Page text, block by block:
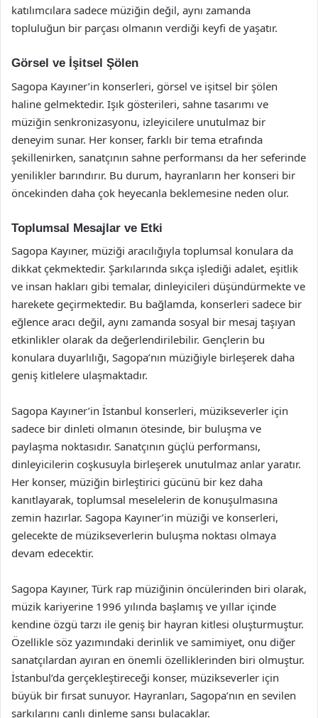
katılımcılara sadece müziğin değil, aynı zamanda
topluluğun bir parçası olmanın verdiği keyfi de yaşatır.
Görsel ve İşitsel Şölen
Sagopa Kayıner’in konserleri, görsel ve işitsel bir şölen
haline gelmektedir. Işık gösterileri, sahne tasarımı ve
müziğin senkronizasyonu, izleyicilere unutulmaz bir
deneyim sunar. Her konser, farklı bir tema etrafında
şekillenirken, sanatçının sahne performansı da her seferinde
yenilikler barındırır. Bu durum, hayranların her konseri bir
öncekinden daha çok heyecanla beklemesine neden olur.
Toplumsal Mesajlar ve Etki
Sagopa Kayıner, müziği aracılığıyla toplumsal konulara da
dikkat çekmektedir. Şarkılarında sıkça işlediği adalet, eşitlik
ve insan hakları gibi temalar, dinleyicileri düşündürmekte ve
harekete geçirmektedir. Bu bağlamda, konserleri sadece bir
eğlence aracı değil, aynı zamanda sosyal bir mesaj taşıyan
etkinlikler olarak da değerlendirilebilir. Gençlerin bu
konulara duyarlılığı, Sagopa’nın müziğiyle birleşerek daha
geniş kitlelere ulaşmaktadır.
Sagopa Kayıner’in İstanbul konserleri, müzikseverler için
sadece bir dinleti olmanın ötesinde, bir buluşma ve
paylaşma noktasıdır. Sanatçının güçlü performansı,
dinleyicilerin coşkusuyla birleşerek unutulmaz anlar yaratır.
Her konser, müziğin birleştirici gücünü bir kez daha
kanıtlayarak, toplumsal meselelerin de konuşulmasına
zemin hazırlar. Sagopa Kayıner’in müziği ve konserleri,
gelecekte de müzikseverlerin buluşma noktası olmaya
devam edecektir.
Sagopa Kayıner, Türk rap müziğinin öncülerinden biri olarak,
müzik kariyerine 1996 yılında başlamış ve yıllar içinde
kendine özgü tarzı ile geniş bir hayran kitlesi oluşturmuştur.
Özellikle söz yazımındaki derinlik ve samimiyet, onu diğer
sanatçılardan ayıran en önemli özelliklerinden biri olmuştur.
İstanbul’da gerçekleştireceği konser, müzikseverler için
büyük bir fırsat sunuyor. Hayranları, Sagopa’nın en sevilen
şarkılarını canlı dinleme şansı bulacaklar.